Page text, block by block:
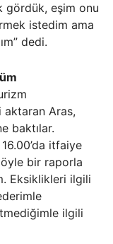
gördük, eşim onu
istedim ama
dedi.
aktaran Aras,
baktılar.
itfaiye
bir raporla
Eksiklikleri ilgili
ilgili